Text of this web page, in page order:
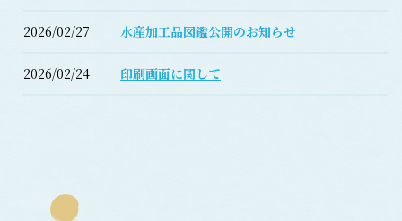
2026/02/27 水産加工品図鑑公開のお知らせ
2026/02/24 印刷画面に関して